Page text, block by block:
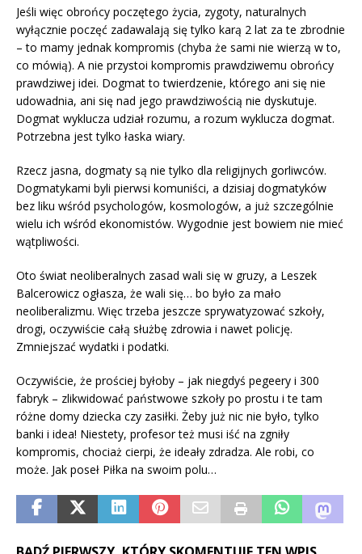
Jeśli więc obrońcy poczętego życia, zygoty, naturalnych
wyłącznie poczęć zadawalają się tylko karą 2 lat za te zbrodnie
– to mamy jednak kompromis (chyba że sami nie wierzą w to,
co mówią). A nie przystoi kompromis prawdziwemu obrońcy
prawdziwej idei. Dogmat to twierdzenie, którego ani się nie
udowadnia, ani się nad jego prawdziwością nie dyskutuje.
Dogmat wyklucza udział rozumu, a rozum wyklucza dogmat.
Potrzebna jest tylko łaska wiary.
Rzecz jasna, dogmaty są nie tylko dla religijnych gorliwców.
Dogmatykami byli pierwsi komuniści, a dzisiaj dogmatyków
bez liku wśród psychologów, kosmologów, a już szczególnie
wielu ich wśród ekonomistów. Wygodnie jest bowiem nie mieć
wątpliwości.
Oto świat neoliberalnych zasad wali się w gruzy, a Leszek
Balcerowicz ogłasza, że wali się… bo było za mało
neoliberalizmu. Więc trzeba jeszcze sprywatyzować szkoły,
drogi, oczywiście całą służbę zdrowia i nawet policję.
Zmniejszać wydatki i podatki.
Oczywiście, że prościej byłoby – jak niegdyś pegeery i 300
fabryk – zlikwidować państwowe szkoły po prostu i te tam
różne domy dziecka czy zasiłki. Żeby już nic nie było, tylko
banki i idea! Niestety, profesor też musi iść na zgniły
kompromis, chociaż cierpi, że ideały zdradza. Ale robi, co
może. Jak poseł Piłka na swoim polu…